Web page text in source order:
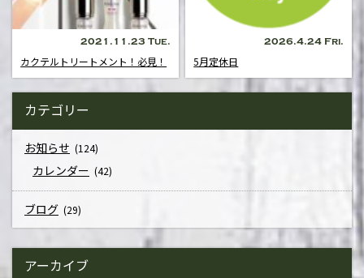
2021.11.23 Tue.
カクテルトリートメント！必見！
2026.4.24 Fri.
5月定休日
カテゴリー
お知らせ (124)
カレンダー (42)
ブログ (29)
アーカイブ